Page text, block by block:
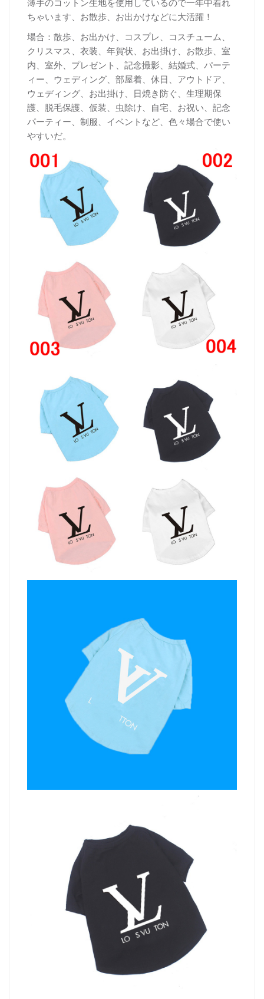
ちゃいます、お散歩、お出かけなどに大活躍！
場合：散歩、お出かけ、コスプレ、コスチューム、
クリスマス、衣装、年賀状、お出掛け、お散歩、室
内、室外、プレゼント、記念撮影、結婚式、パーテ
ィー、ウェディング、部屋着、休日、アウトドア、
ウェディング、お出掛け、日焼き防ぐ、生理期保
護、脱毛保護、仮装、虫除け、自宅、お祝い、記念
パーティー、制服、イベントなど、色々場合で使い
やすいだ。